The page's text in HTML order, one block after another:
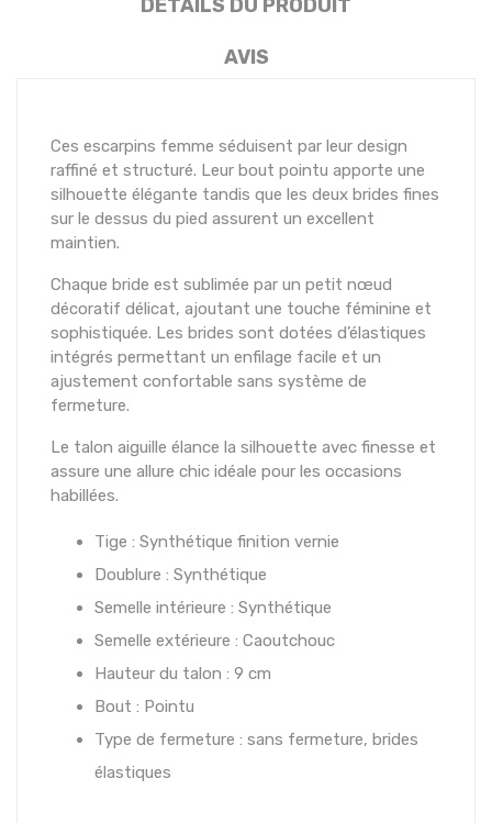
DÉTAILS DU PRODUIT
AVIS
Ces escarpins femme séduisent par leur design
raffiné et structuré. Leur bout pointu apporte une
silhouette élégante tandis que les deux brides fines
sur le dessus du pied assurent un excellent
maintien.
Chaque bride est sublimée par un petit nœud
décoratif délicat, ajoutant une touche féminine et
sophistiquée. Les brides sont dotées d’élastiques
intégrés permettant un enfilage facile et un
ajustement confortable sans système de
fermeture.
Le talon aiguille élance la silhouette avec finesse et
assure une allure chic idéale pour les occasions
habillées.
Tige : Synthétique finition vernie
Doublure : Synthétique
Semelle intérieure : Synthétique
Semelle extérieure : Caoutchouc
Hauteur du talon : 9 cm
Bout : Pointu
Type de fermeture : sans fermeture, brides
élastiques